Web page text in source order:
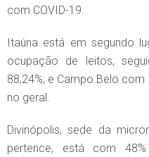
com COVID-19.
Itaúna está em segundo
ocupação de leitos,
88,24%; e Campo Belo
no geral.
Divinópolis, sede da
pertence, está com